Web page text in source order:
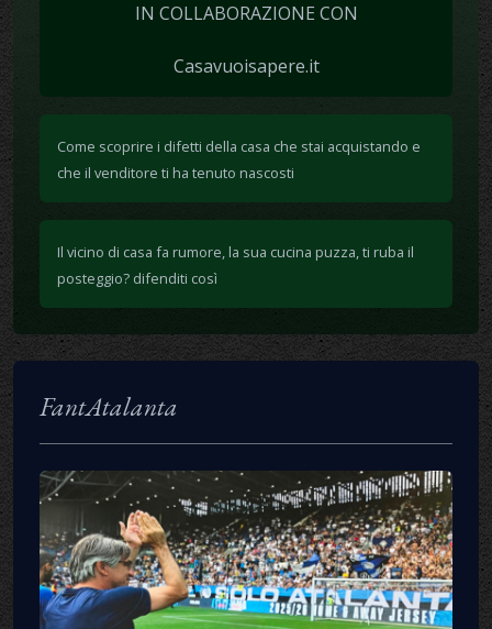
IN COLLABORAZIONE CON
Casavuoisapere.it
Come scoprire i difetti della casa che stai acquistando e
che il venditore ti ha tenuto nascosti
Il vicino di casa fa rumore, la sua cucina puzza, ti ruba il
posteggio? difenditi così
FantAtalanta